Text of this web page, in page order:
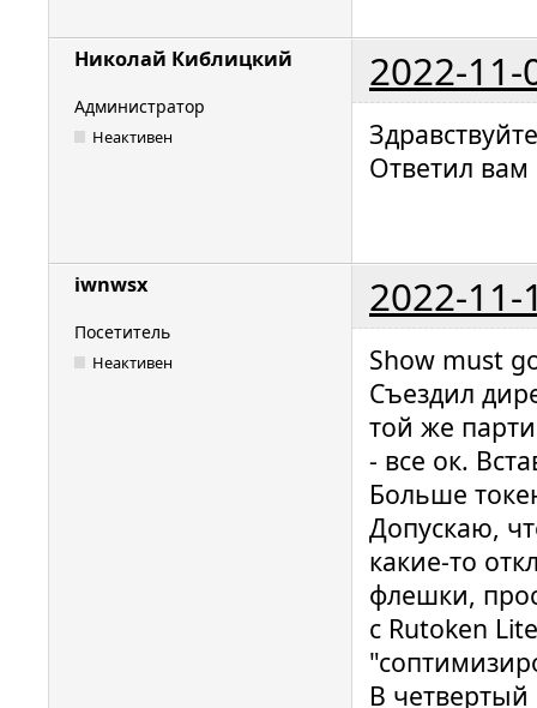
Николай Киблицкий 2022-11-
Администратор
Неактивен
Ответил вам
iwnwsx 2022-11-
Посетитель
Неактивен
Show must
Съездил
той же
- все ок.
Больше
Допускаю,
какие-то
флешки,
с Rutoken
В